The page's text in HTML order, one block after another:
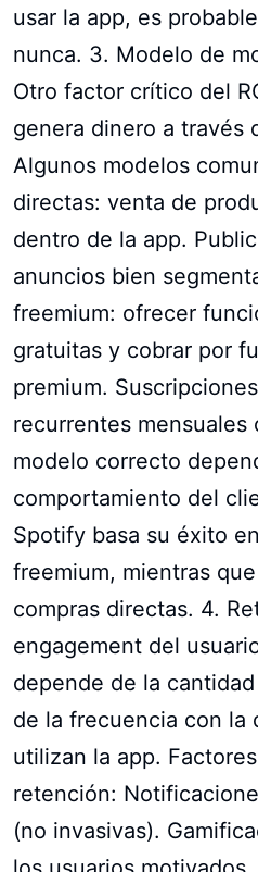
usar la app, es
nunca. 3. Modelo de
Otro factor crítico del
genera dinero a través
Algunos modelos
directas: venta de
dentro de la app.
anuncios bien
freemium: ofrecer
gratuitas y cobrar por
premium.
recurrentes mensuales
modelo correcto
comportamiento del
Spotify basa su éxito
freemium, mientras
compras directas. 4.
engagement del
depende de la
de la frecuencia con la
utilizan la app.
retención:
(no invasivas).